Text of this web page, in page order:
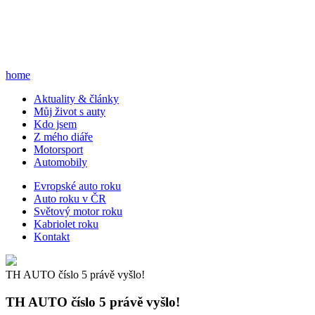
home
Aktuality & články
Můj život s auty
Kdo jsem
Z mého diáře
Motorsport
Automobily
Evropské auto roku
Auto roku v ČR
Světový motor roku
Kabriolet roku
Kontakt
TH AUTO číslo 5 právě vyšlo!
TH AUTO číslo 5 právě vyšlo!